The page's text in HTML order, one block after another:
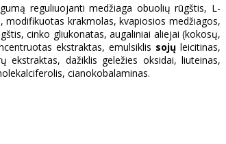
reguliuojanti medžiaga obuolių rūgštis, L-
krakmolas, kvapiosios medžiagos,
cinko gliukonatas, augaliniai aliejai (kokosų,
ekstraktas, emulsiklis sojų leicitinas,
dažiklis geležies oksidai, liuteinas,
cianokobalaminas.